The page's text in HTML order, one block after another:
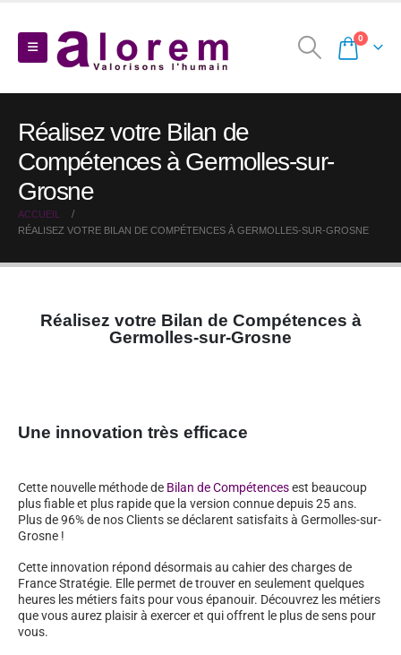
0
Réalisez votre Bilan de
Compétences à Germolles-sur-
Grosne
ACCUEIL
RÉALISEZ VOTRE BILAN DE COMPÉTENCES À GERMOLLES-SUR-GROSNE
Réalisez votre Bilan de Compétences à
Germolles-sur-Grosne
Une innovation très efficace
Cette nouvelle méthode de Bilan de Compétencesest beaucoup
plus fiable et plus rapide que la version connue depuis 25 ans.
Plus de 96% de nos Clients se déclarent satisfaits à Germolles-sur-
Grosne !
Cette innovation répond désormais au cahier des charges de
France Stratégie. Elle permet de trouver en seulement quelques
heures les métiers faits pour vous épanouir. Découvrez les métiers
que vous aurez plaisir à exercer et qui offrent le plus de sens pour
vous.